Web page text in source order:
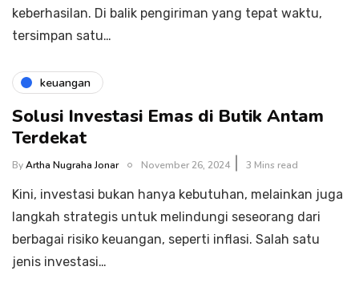
keberhasilan. Di balik pengiriman yang tepat waktu,
tersimpan satu…
keuangan
Solusi Investasi Emas di Butik Antam
Terdekat
ByArtha Nugraha Jonar November 26, 2024 3 Mins read
Kini, investasi bukan hanya kebutuhan, melainkan juga
langkah strategis untuk melindungi seseorang dari
berbagai risiko keuangan, seperti inflasi. Salah satu
jenis investasi…